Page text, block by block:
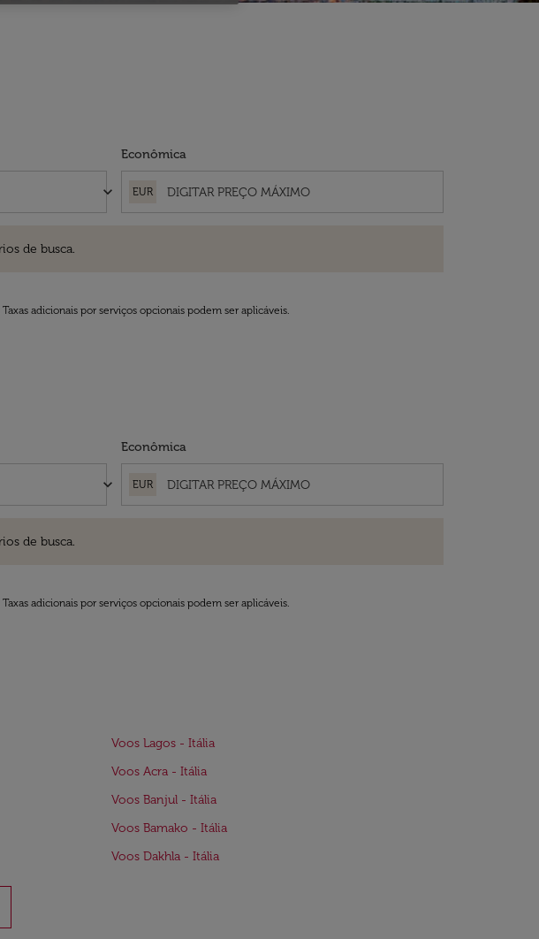
keyboard_arrow_down
Econômica
EUR
de busca.
adicionais por serviços opcionais podem ser aplicáveis.
keyboard_arrow_down
Econômica
EUR
de busca.
adicionais por serviços opcionais podem ser aplicáveis.
Voos Lagos - Itália
Voos Acra - Itália
Voos Banjul - Itália
Voos Bamako - Itália
Voos Dakhla - Itália